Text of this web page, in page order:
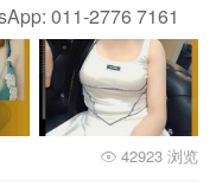
011-2776 7161
42923 浏览